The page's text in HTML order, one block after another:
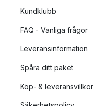
Kundklubb
FAQ - Vanliga frågor
Leveransinformation
Spåra ditt paket
Köp- & leveransvillkor